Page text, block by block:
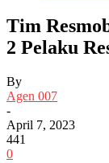
Tim
2 Pelaku
By
Agen 007
-
April 7, 2023
441
0